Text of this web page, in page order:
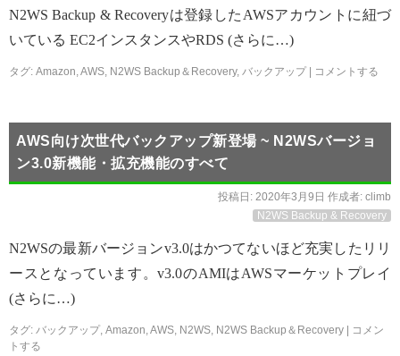
N2WS Backup & Recoveryは登録したAWSアカウントに紐づ
いている EC2インスタンスやRDS (さらに…)
タグ: Amazon,AWS, N2WS Backup＆Recovery, バックアップ コメントする
AWS向け次世代バックアップ新登場 ~ N2WSバージョ
ン3.0新機能・拡充機能のすべて
投稿日: 2020年3月9日 作成者: climb
N2WS Backup & Recovery
N2WSの最新バージョンv3.0はかつてないほど充実したリリ
ースとなっています。v3.0のAMIはAWSマーケットプレイ
(さらに…)
タグ: バックアップ, Amazon,AWS, N2WS, N2WS Backup＆Recovery
コメン
トする